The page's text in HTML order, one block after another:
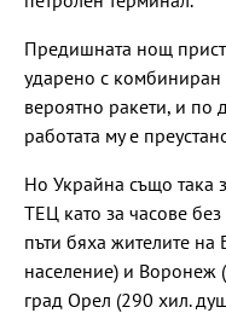
Предишната нощ
ударено с
вероятно ракети, и по
работата му е
Но Украйна също така
ТЕЦ като за часове
пъти бяха жителите
население) и Воронеж
град Орел (290 хил.